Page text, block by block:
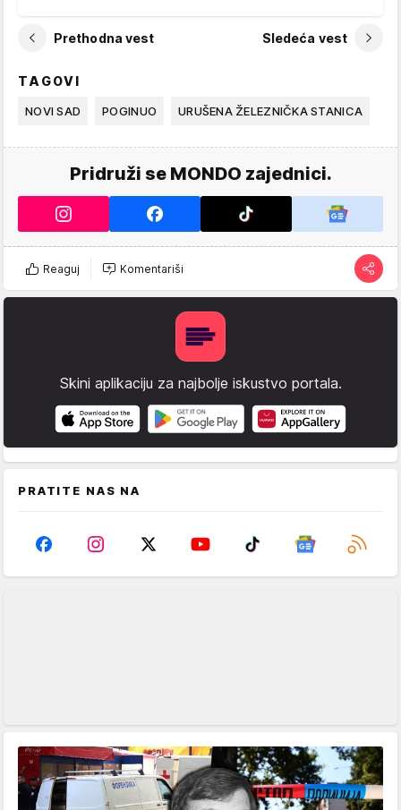
Prethodna vest Sledeća vest
TAGOVI
NOVI SAD POGINUO URUŠENA ŽELEZNIČKA STANICA
Pridruži se MONDO zajednici.
Reaguj Komentariši
Skini aplikaciju za najbolje iskustvo portala.
PRATITE NAS NA